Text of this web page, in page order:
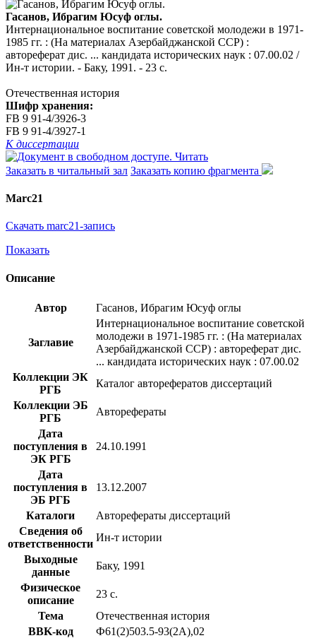
Гасанов, Ибрагим Юсуф оглы.
Интернациональное воспитание советской молодежи в 1971-
1985 гг. : (На материалах Азербайджанской ССР) :
автореферат дис. ... кандидата исторических наук : 07.00.02 /
Ин-т истории. - Баку, 1991. - 23 с.
Отечественная история
Шифр хранения:
FB 9 91-4/3926-3
FB 9 91-4/3927-1
К диссертации
Читать
Заказать в читальный зал Заказать копию фрагмента
Marc21
Скачать marc21-запись
Показать
Описание
Автор Гасанов, Ибрагим Юсуф оглы
Заглавие
Интернациональное воспитание советской
молодежи в 1971-1985 гг. : (На материалах
Азербайджанской ССР) : автореферат дис.
... кандидата исторических наук : 07.00.02
Коллекции ЭК
РГБ
Каталог авторефератов диссертаций
Коллекции ЭБ
РГБ
Авторефераты
Дата
поступления в
ЭК РГБ
24.10.1991
Дата
поступления в
ЭБ РГБ
13.12.2007
Каталоги
Авторефераты диссертаций
Сведения об
ответственности
Ин-т истории
Выходные
данные
Баку, 1991
Физическое
описание
23 с.
Тема
Отечественная история
BBK-код
Ф61(2)503.5-93(2А),02